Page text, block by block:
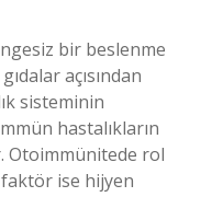
bir beslenme
açısından
sisteminin
hastalıkların
Otoimmünitede rol
ise hijyen